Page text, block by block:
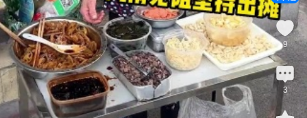
9
3